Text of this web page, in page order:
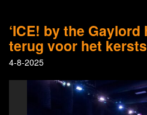
‘ICE! by the Gaylord
terug voor het
4-8-2025